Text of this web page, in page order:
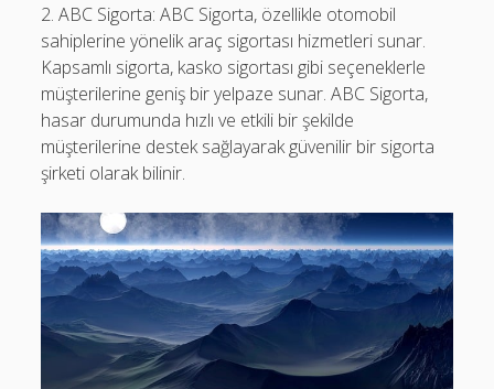
2. ABC Sigorta: ABC Sigorta, özellikle otomobil
sahiplerine yönelik araç sigortası hizmetleri sunar.
Kapsamlı sigorta, kasko sigortası gibi seçeneklerle
müşterilerine geniş bir yelpaze sunar. ABC Sigorta,
hasar durumunda hızlı ve etkili bir şekilde
müşterilerine destek sağlayarak güvenilir bir sigorta
şirketi olarak bilinir.